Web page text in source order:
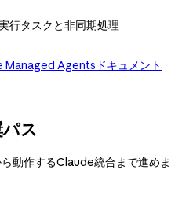
行タスクと非同期処理
Managed Agentsドキュメント
ス
動作するClaude統合まで進めま